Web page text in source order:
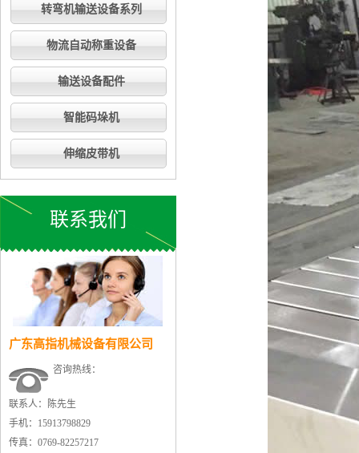
转弯机输送设备系列
物流自动称重设备
输送设备配件
智能码垛机
伸缩皮带机
联系我们
广东高指机械设备有限公司
咨询热线：
联系人：陈先生
手机：15913798829
传真：0769-82257217